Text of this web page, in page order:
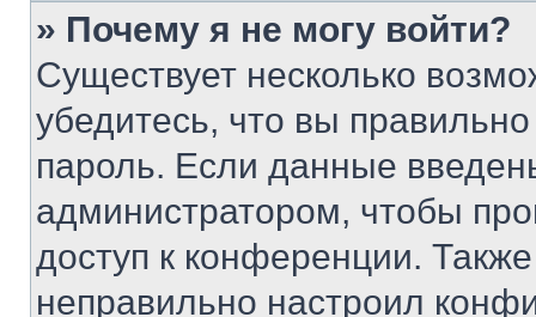
» Почему я не могу войти?
Существует несколько
убедитесь, что вы
пароль. Если данные
администратором, чтобы
доступ к конференции.
неправильно настроил